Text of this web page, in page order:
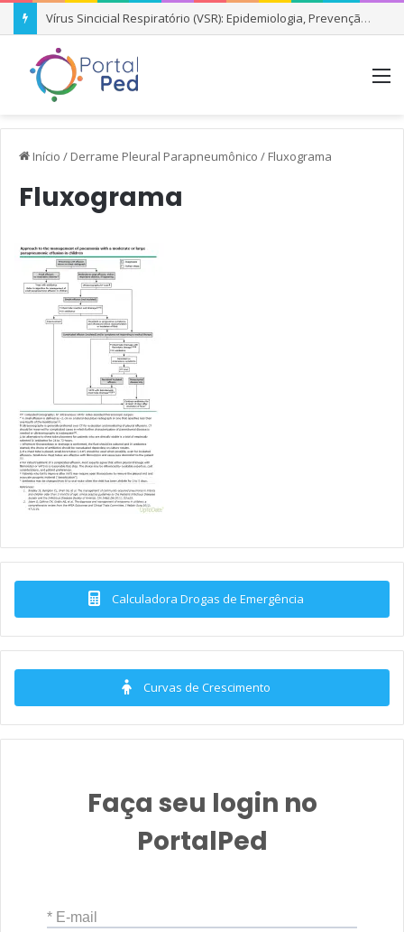
Vírus Sincicial Respiratório (VSR): Epidemiologia, Prevenção e Condutas Clínicas
Início / Derrame Pleural Parapneumônico / Fluxograma
Fluxograma
Calculadora Drogas de Emergência
Curvas de Crescimento
Faça seu login no
PortalPed
* E-mail